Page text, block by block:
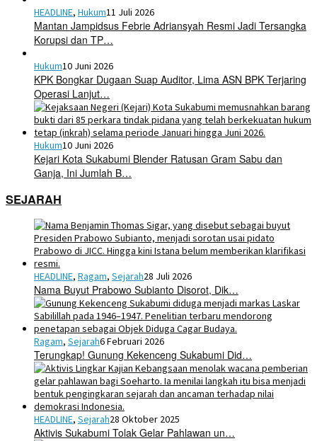
HEADLINE, Hukum11 Juli 2026
Mantan Jampidsus Febrie Adriansyah Resmi Jadi Tersangka
Korupsi dan TP…
Hukum10 Juni 2026
KPK Bongkar Dugaan Suap Auditor, Lima ASN BPK Terjaring
Operasi Lanjut…
Hukum10 Juni 2026
Kejari Kota Sukabumi Blender Ratusan Gram Sabu dan
Ganja, Ini Jumlah B…
SEJARAH
HEADLINE, Ragam, Sejarah28 Juli 2026
Nama Buyut Prabowo Subianto Disorot, Dik…
Ragam, Sejarah6 Februari 2026
Terungkap! Gunung Kekenceng Sukabumi Did…
HEADLINE, Sejarah28 Oktober 2025
Aktivis Sukabumi Tolak Gelar Pahlawan un…